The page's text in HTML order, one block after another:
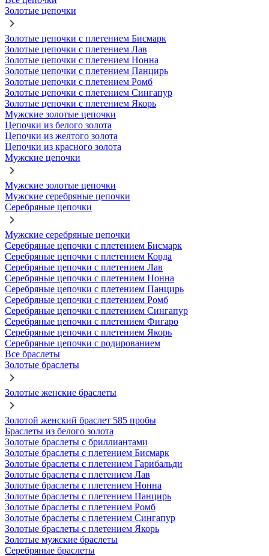
Золотые цепочки
Золотые цепочки с плетением Бисмарк
Золотые цепочки с плетением Лав
Золотые цепочки с плетением Нонна
Золотые цепочки с плетением Панцирь
Золотые цепочки с плетением Ромб
Золотые цепочки с плетением Сингапур
Золотые цепочки с плетением Якорь
Мужские золотые цепочки
Цепочки из белого золота
Цепочки из желтого золота
Цепочки из красного золота
Мужские цепочки
Мужские золотые цепочки
Мужские серебряные цепочки
Серебряные цепочки
Мужские серебряные цепочки
Серебряные цепочки с плетением Бисмарк
Серебряные цепочки с плетением Корда
Серебряные цепочки с плетением Лав
Серебряные цепочки с плетением Нонна
Серебряные цепочки с плетением Панцирь
Серебряные цепочки с плетением Ромб
Серебряные цепочки с плетением Сингапур
Серебряные цепочки с плетением Фигаро
Серебряные цепочки с плетением Якорь
Серебряные цепочки с родированием
Все браслеты
Золотые браслеты
Золотые женские браслеты
Золотой женский браслет 585 пробы
Браслеты из белого золота
Золотые браслеты с бриллиантами
Золотые браслеты с плетением Бисмарк
Золотые браслеты с плетением Гарибальди
Золотые браслеты с плетением Лав
Золотые браслеты с плетением Нонна
Золотые браслеты с плетением Панцирь
Золотые браслеты с плетением Ромб
Золотые браслеты с плетением Сингапур
Золотые браслеты с плетением Якорь
Золотые мужские браслеты
Серебряные браслеты